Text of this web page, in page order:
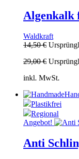
Algenkalk
Waldkraft
14,50€
29,00€
inkl. MwSt.
Plastikfrei
Regional
Angebot!
Anti